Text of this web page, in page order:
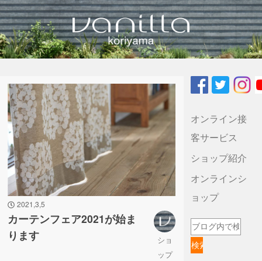
2021,3,5
カーテンフェア2021が始ま
ります
ショ
ップ
オンライン接
客サービス
ショップ紹介
オンラインシ
ョップ